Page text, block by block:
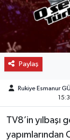
Paylaş
Rukiye Esmanur
TV8’in yılbaşı
yapımlarından